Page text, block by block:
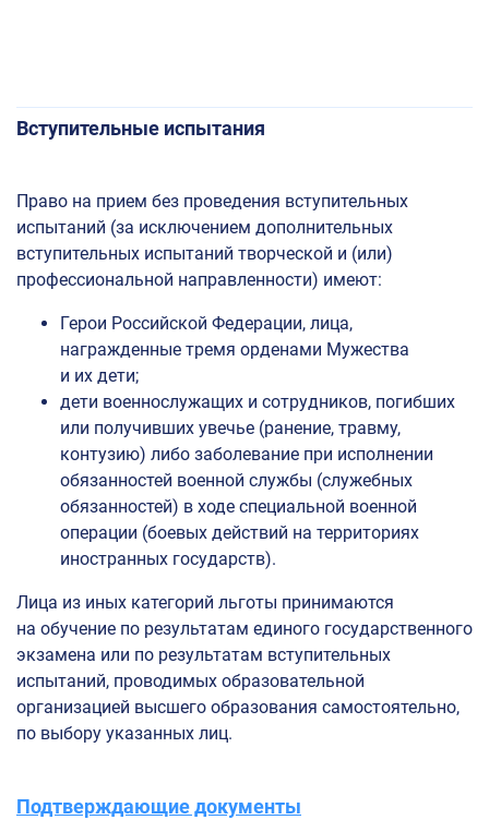
Вступительные испытания
Право на прием без проведения вступительных
испытаний (за исключением дополнительных
вступительных испытаний творческой и (или)
профессиональной направленности) имеют:
Герои Российской Федерации, лица,
награжденные тремя орденами Мужества
и их дети;
дети военнослужащих и сотрудников, погибших
или получивших увечье (ранение, травму,
контузию) либо заболевание при исполнении
обязанностей военной службы (служебных
обязанностей) в ходе специальной военной
операции (боевых действий на территориях
иностранных государств).
Лица из иных категорий льготы принимаются
на обучение по результатам единого государственного
экзамена или по результатам вступительных
испытаний, проводимых образовательной
организацией высшего образования самостоятельно,
по выбору указанных лиц.
Подтверждающие документы